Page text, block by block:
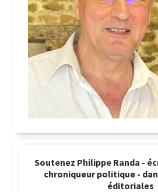
Soutenez Philippe Randa -
chroniqueur politique -
éditoriales